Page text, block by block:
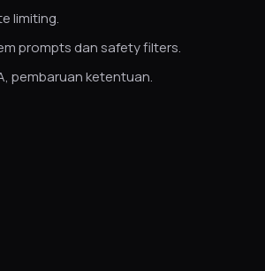
limiting.
prompts dan safety filters.
pembaruan ketentuan.